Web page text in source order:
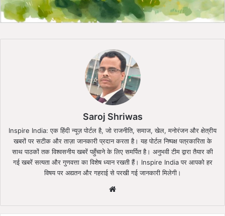
Saroj Shriwas
Inspire India: एक हिंदी न्यूज़ पोर्टल है, जो राजनीति, समाज, खेल, मनोरंजन और क्षेत्रीय
खबरों पर सटीक और ताज़ा जानकारी प्रदान करता है। यह पोर्टल निष्पक्ष पत्रकारिता के
साथ पाठकों तक विश्वसनीय खबरें पहुँचाने के लिए समर्पित है। अनुभवी टीम द्वारा तैयार की
गई खबरें सत्यता और गुणवत्ता का विशेष ध्यान रखती हैं। Inspire India पर आपको हर
विषय पर अद्यतन और गहराई से परखी गई जानकारी मिलेगी।